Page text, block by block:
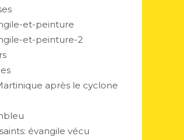
et-peinture
et-peinture-2
après le cyclone
évangile vécu